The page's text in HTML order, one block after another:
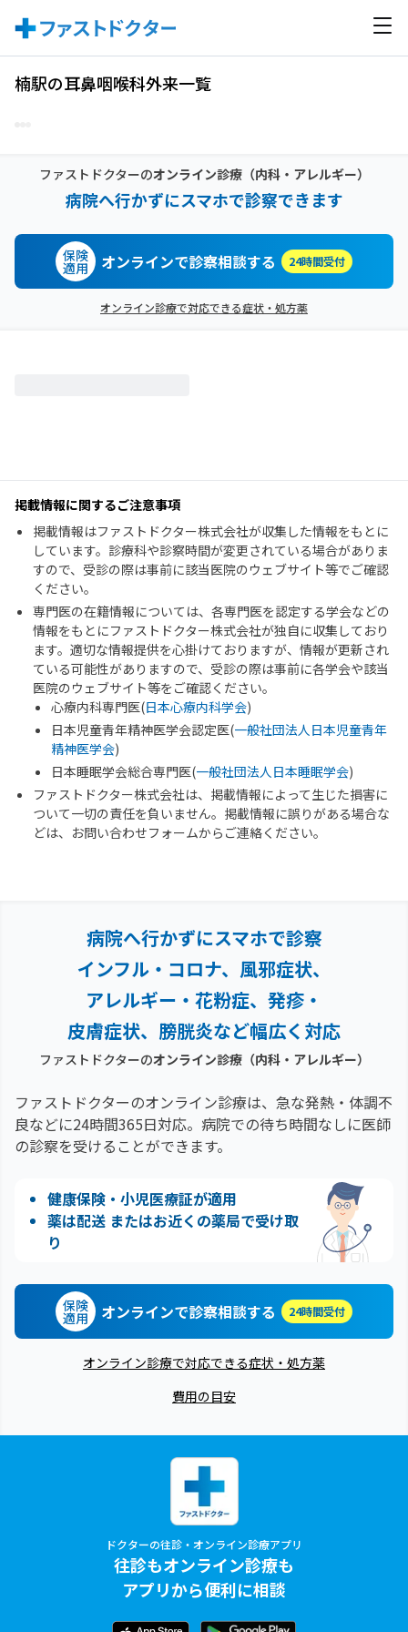
楠駅の耳鼻咽喉科外来一覧
ファストドクターのオンライン診療（内科・アレルギー）
病院へ行かずにスマホで診察できます
保険
適用 オンラインで診察相談する 24時間受付
オンライン診療で対応できる症状・処方薬
掲載情報に関するご注意事項
掲載情報はファストドクター株式会社が収集した情報をもとに
しています。診療科や診察時間が変更されている場合がありま
すので、受診の際は事前に該当医院のウェブサイト等でご確認
ください。
専門医の在籍情報については、各専門医を認定する学会などの
情報をもとにファストドクター株式会社が独自に収集しており
ます。適切な情報提供を心掛けておりますが、情報が更新され
ている可能性がありますので、受診の際は事前に各学会や該当
医院のウェブサイト等をご確認ください。
心療内科専門医(日本心療内科学会)
日本児童青年精神医学会認定医(一般社団法人日本児童青年
精神医学会)
日本睡眠学会総合専門医(一般社団法人日本睡眠学会)
ファストドクター株式会社は、掲載情報によって生じた損害に
ついて一切の責任を負いません。掲載情報に誤りがある場合な
どは、お問い合わせフォームからご連絡ください。
病院へ行かずにスマホで診察
インフル・コロナ、風邪症状、
アレルギー・花粉症、 発疹・
皮膚症状、膀胱炎など幅広く対応
ファストドクターのオンライン診療（内科・アレルギー）
ファストドクターのオンライン診療は、急な発熱・体調不
良などに24時間365日対応。 病院での待ち時間なしに医師
の診察を受けることができます。
健康保険・小児医療証が適用
薬は配送 またはお近くの薬局で受け取
り
保険
適用 オンラインで診察相談する 24時間受付
オンライン診療で対応できる症状・処方薬
費用の目安
ドクターの往診・オンライン診療アプリ
往診もオンライン診療も
アプリから便利に相談